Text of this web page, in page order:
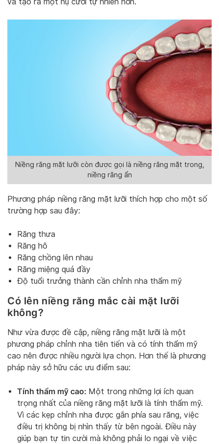
Niềng răng mặt lưỡi còn được gọi là niềng răng mặt trong,
niềng răng ẩn
Phương pháp niềng răng mặt lưỡi thích hợp cho một số
trường hợp sau đây:
Răng thưa
Răng hô
Răng chồng lên nhau
Răng miệng quá đầy
Độ tuổi trưởng thành cần chỉnh nha thẩm mỹ
Có lên niềng răng mắc cài mặt lưỡi
không?
Như vừa được đề cập, niềng răng mặt lưỡi là một
phương pháp chỉnh nha tiên tiến và có tính thẩm mỹ
cao nên được nhiều người lựa chọn. Hơn thế là phương
pháp này sở hữu các ưu điểm sau:
Tính thẩm mỹ cao: Một trong những lợi ích quan
trọng nhất của niềng răng mặt lưỡi là tính thẩm mỹ.
Vì các kẹp chỉnh nha được gắn phía sau răng, việc
điều trị không bị nhìn thấy từ bên ngoài. Điều này
giúp bạn tự tin cười mà không phải lo ngại về việc